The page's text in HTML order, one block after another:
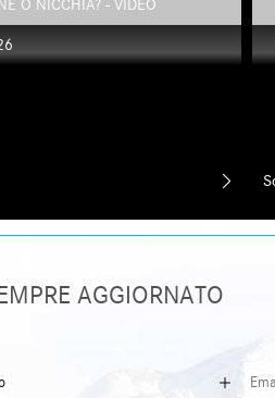
O NICCHIA? - VIDEO
AGGIORNATO